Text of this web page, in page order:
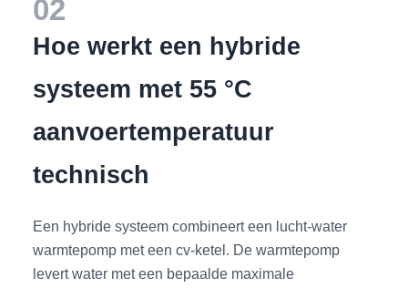
02
Hoe werkt een hybride
systeem met 55 °C
aanvoertemperatuur
technisch
Een hybride systeem combineert een lucht-water
warmtepomp met een cv-ketel. De warmtepomp
levert water met een bepaalde maximale